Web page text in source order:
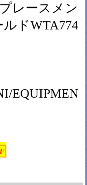
レースメン
ドWTA774
EQUIPMEN